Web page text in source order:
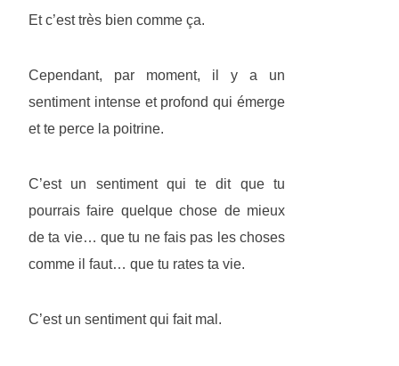
Et c’est très bien comme ça.
Cependant, par moment, il y a un
sentiment intense et profond qui émerge
et te perce la poitrine.
C’est un sentiment qui te dit que tu
pourrais faire quelque chose de mieux
de ta vie… que tu ne fais pas les choses
comme il faut… que tu rates ta vie.
C’est un sentiment qui fait mal.